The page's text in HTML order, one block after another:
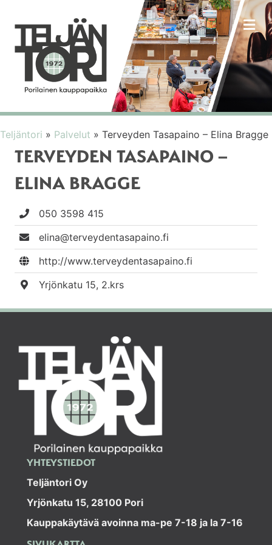
Teljäntori » Palvelut » Terveyden Tasapaino – Elina Bragge
TERVEYDEN TASAPAINO –
ELINA BRAGGE
050 3598 415
elina@terveydentasapaino.fi
http://www.terveydentasapaino.fi
Yrjönkatu 15, 2.krs
YHTEYSTIEDOT
Teljäntori Oy
Yrjönkatu 15, 28100 Pori
Kauppakäytävä avoinna ma-pe 7-18 ja la 7-16